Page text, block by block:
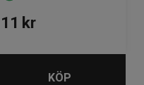
11 kr
KÖP